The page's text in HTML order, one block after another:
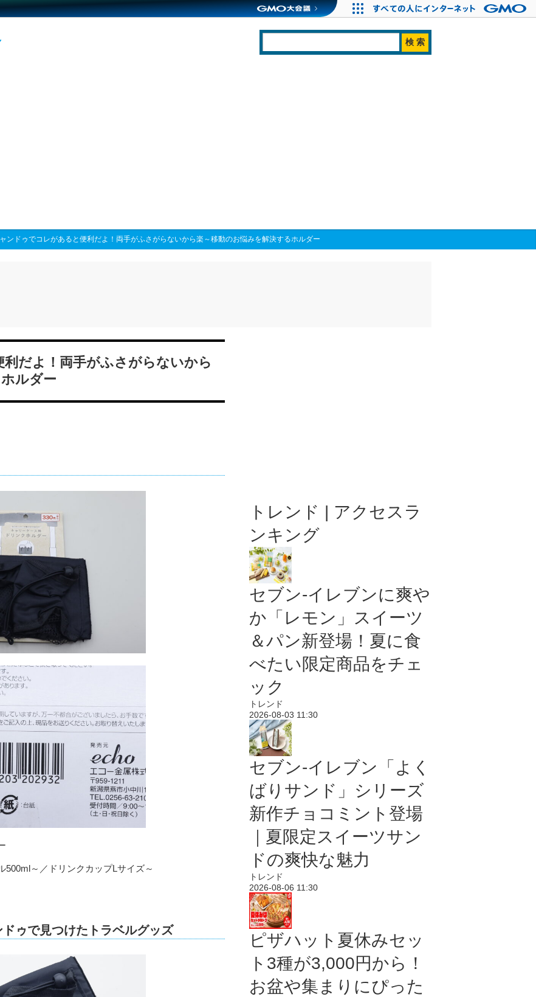
ンドゥでコレがあると便利だよ！両手がふさがらないから楽～移動のお悩みを解決するホルダー
だよ！両手がふさがらないから
ルダー
～／ドリンクカップLサイズ～
ゥで見つけたトラベルグッズ
トレンド | アクセスラ
ンキング
セブン‐イレブンに爽や
か「レモン」スイーツ
＆パン新登場！夏に食
べたい限定商品をチェ
ック
トレンド
2026-08-03 11:30
セブン‐イレブン「よく
ばりサンド」シリーズ
新作チョコミント登場
｜夏限定スイーツサン
ドの爽快な魅力
トレンド
2026-08-06 11:30
ピザハット夏休みセッ
ト3種が3,000円から！
お盆や集まりにぴった